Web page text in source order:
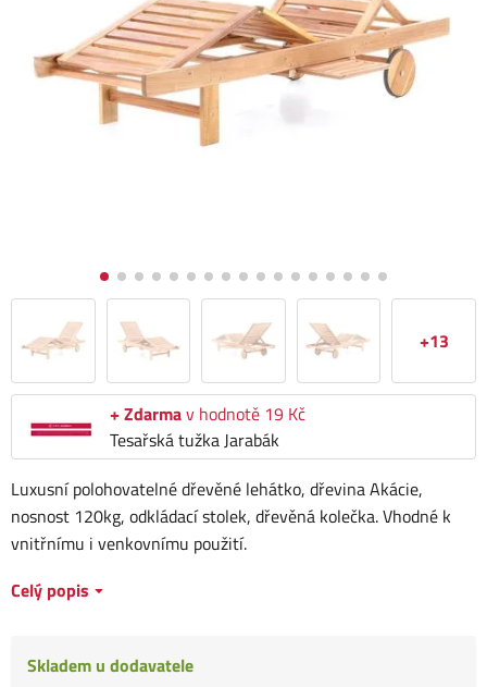
+13
+ Zdarmav hodnotě 19 Kč
Tesařská tužka Jarabák
Luxusní polohovatelné dřevěné lehátko, dřevina Akácie,
nosnost 120kg, odkládací stolek, dřevěná kolečka. Vhodné k
vnitřnímu i venkovnímu použití.
Celý popis
Skladem u dodavatele